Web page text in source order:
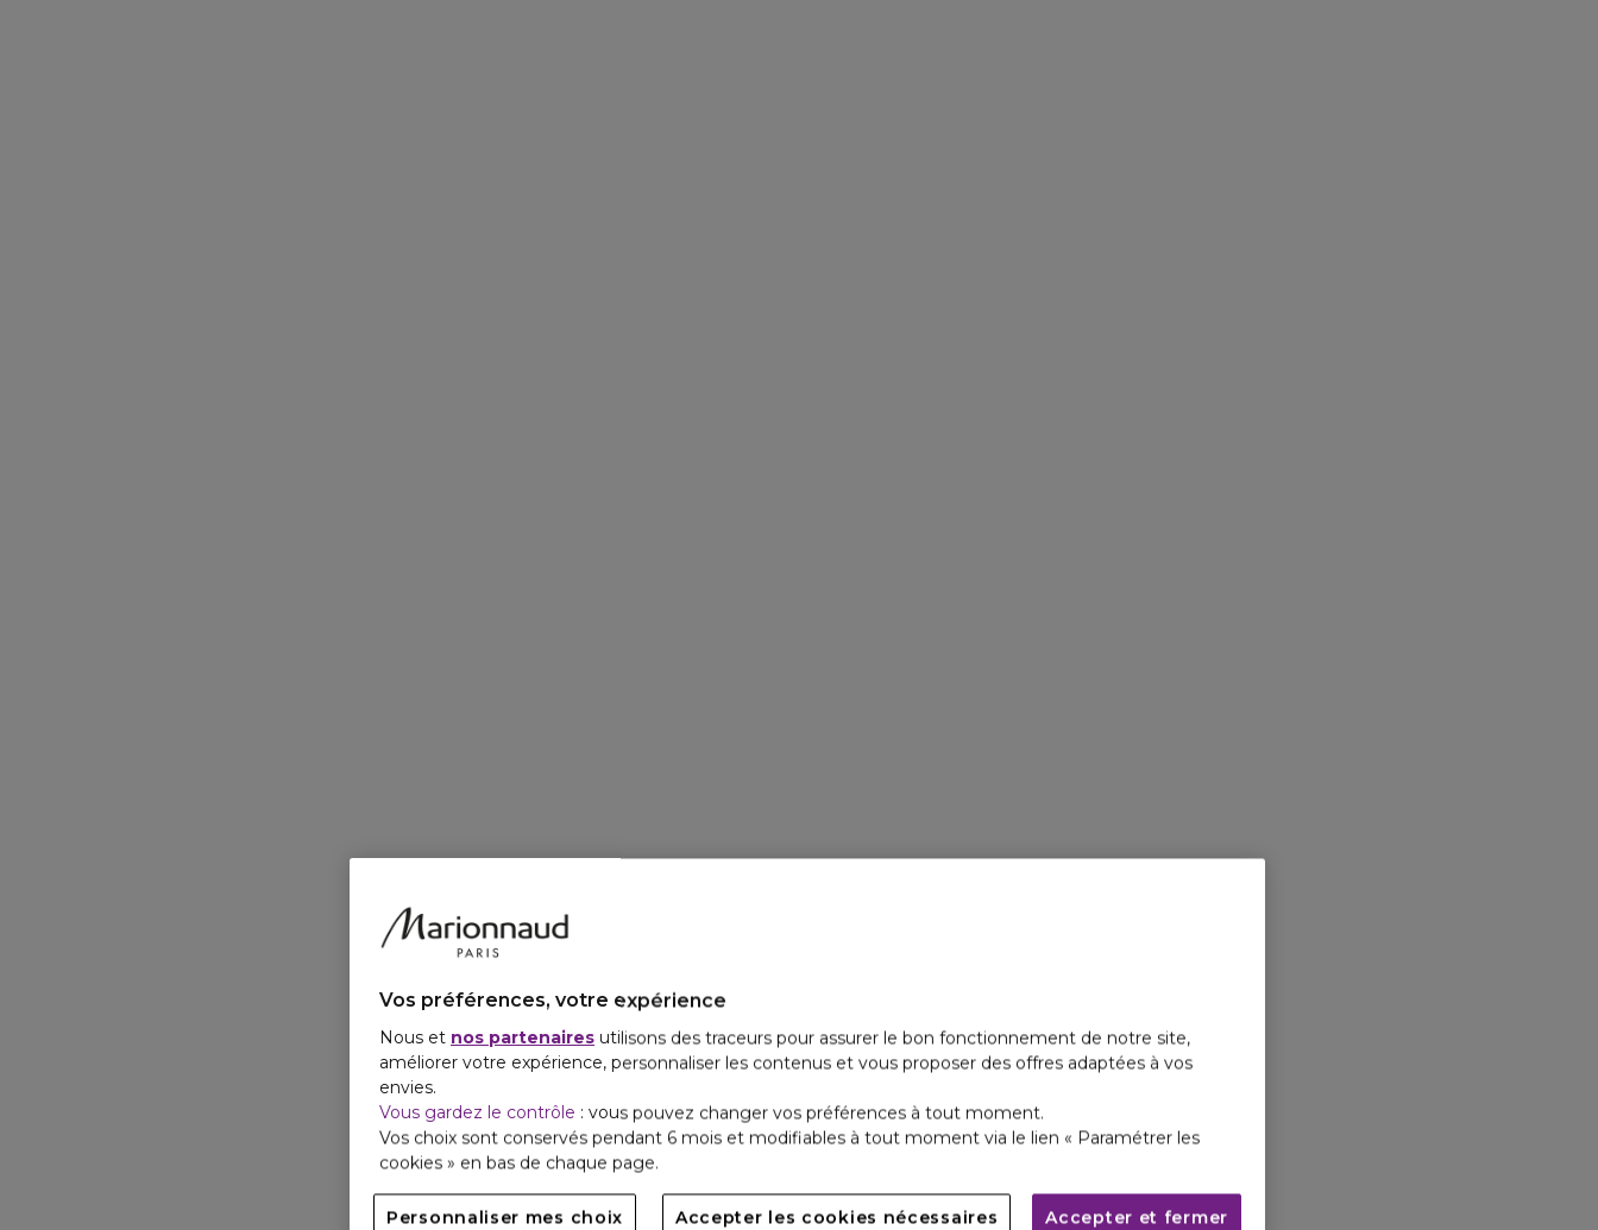
Vos préférences, votre expérience
Nous et nos partenaires utilisons des traceurs pour assurer le bon fonctionnement de notre site,
améliorer votre expérience, personnaliser les contenus et vous proposer des offres adaptées à vos
envies.
Vous gardez le contrôle : vous pouvez changer vos préférences à tout moment.
Vos choix sont conservés pendant 6 mois et modifiables à tout moment via le lien « Paramétrer les
cookies » en bas de chaque page.
Personnaliser mes choix Accepter les cookies nécessaires Accepter et fermer